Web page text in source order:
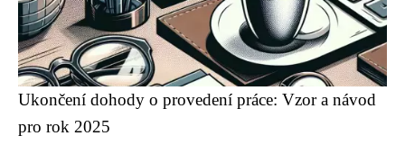
Ukončení dohody o provedení práce: Vzor a návod
pro rok 2025